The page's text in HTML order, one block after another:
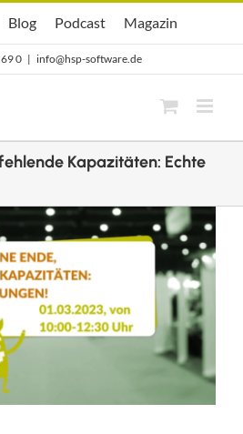
hsp
Blog
Blog Opti.Cast
Podcast Opti.Mag
Magazin
0 | info@hsp-software.de
Kapazitäten: Echte